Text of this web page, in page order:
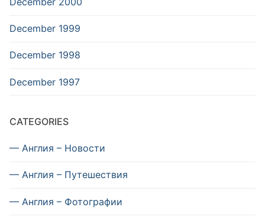
December 1999
December 1998
December 1997
CATEGORIES
— Англия – Новости
— Англия – Путешествия
— Англия – Фотографии